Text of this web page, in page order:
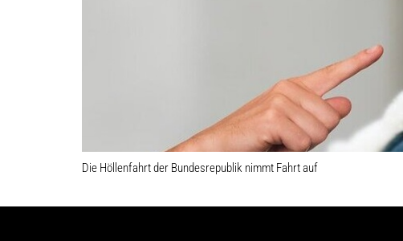
Die Höllenfahrt der Bundesrepublik nimmt Fahrt auf